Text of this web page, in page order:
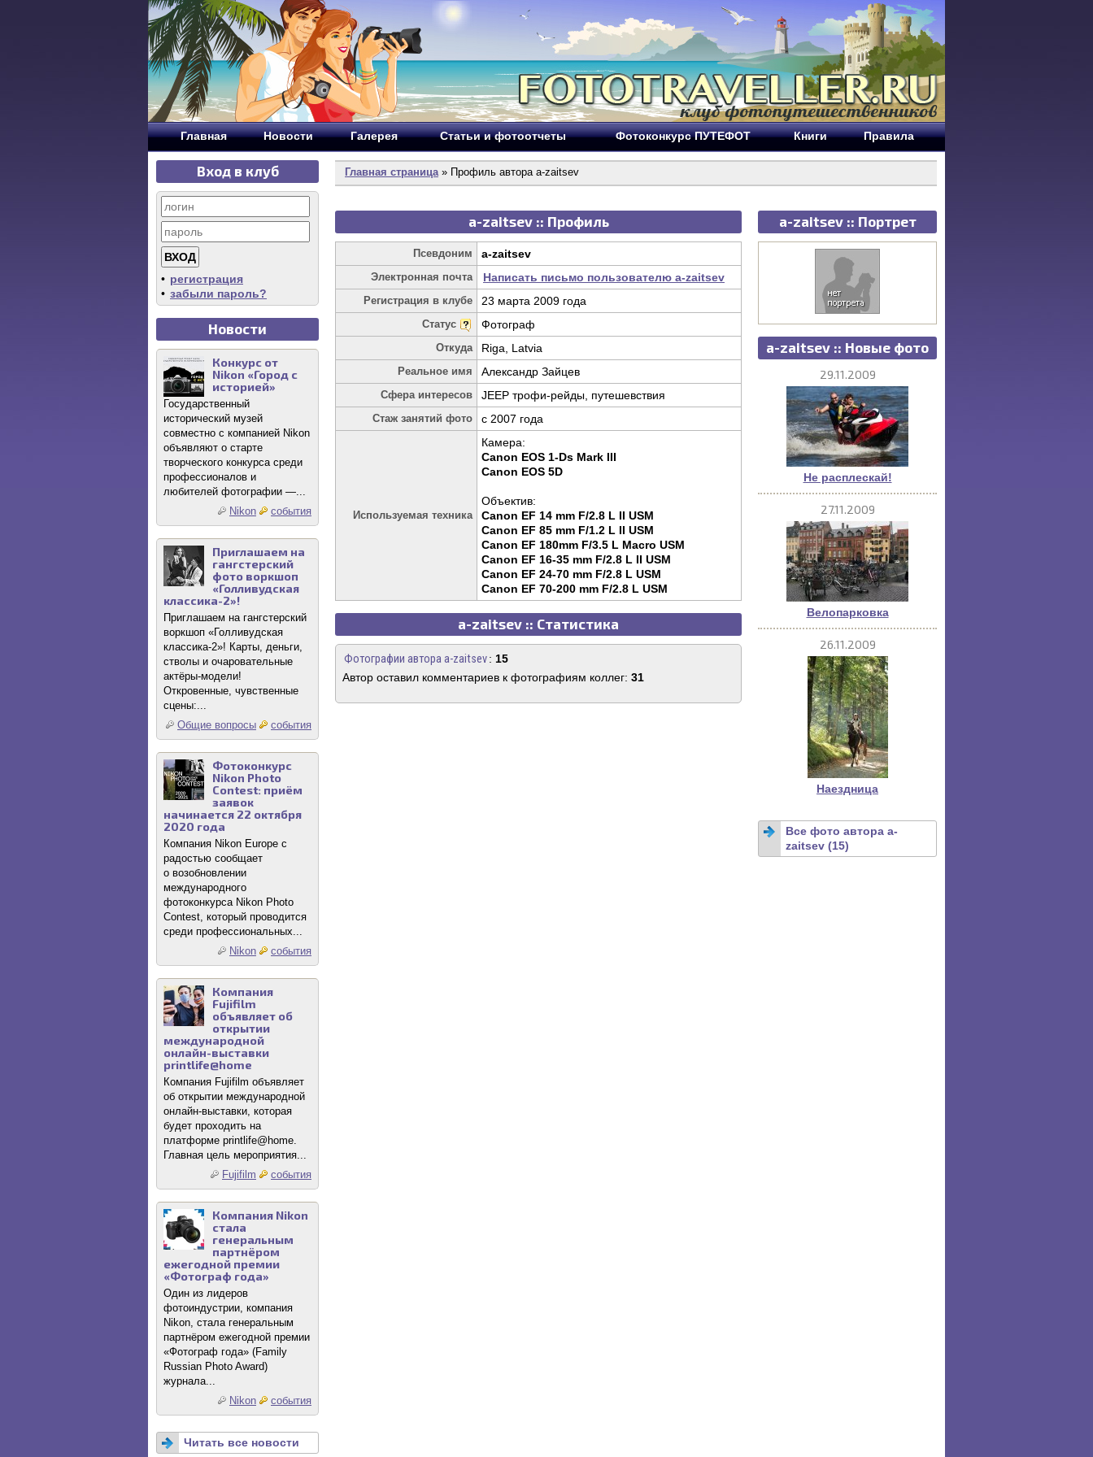
Главная Новости Галерея Статьи и фотоотчеты Фотоконкурс ПУТЕФОТ Книги Правила
Вход в клуб
• регистрация
• забыли пароль?
Новости
Конкурс от
Nikon «Город с
историей»
Государственный
исторический музей
совместно с компанией Nikon
объявляют о старте
творческого конкурса среди
профессионалов и
любителей фотографии —...
Nikon
события
Приглашаем на
гангстерский
фото воркшоп
«Голливудская
классика-2»!
Приглашаем на гангстерский
воркшоп «Голливудская
классика-2»! Карты, деньги,
стволы и очаровательные
актёры-модели!
Откровенные, чувственные
сцены:...
Общие вопросы
события
Фотоконкурс
Nikon Photo
Contest: приём
заявок
начинается 22 октября
2020 года
Компания Nikon Europe с
радостью сообщает
о возобновлении
международного
фотоконкурса Nikon Photo
Contest, который проводится
среди профессиональных...
Nikon
события
Компания
Fujifilm
объявляет об
открытии
международной
онлайн-выставки
printlife@home
Компания Fujifilm объявляет
об открытии международной
онлайн-выставки, которая
будет проходить на
платформе printlife@home.
Главная цель мероприятия...
Fujifilm
события
Компания Nikon
стала
генеральным
партнёром
ежегодной премии
«Фотограф года»
Один из лидеров
фотоиндустрии, компания
Nikon, стала генеральным
партнёром ежегодной премии
«Фотограф года» (Family
Russian Photo Award)
журнала...
Nikon
события
Читать все новости
Главная страница» Профиль автора a-zaitsev
a-zaitsev :: Профиль
Псевдоним a-zaitsev
Электронная почта Написать письмо пользователю a-zaitsev
Регистрация в клубе 23 марта 2009 года
Статус Фотограф
Откуда Riga, Latvia
Реальное имя Александр Зайцев
Сфера интересов JEEP трофи-рейды, путешевствия
Стаж занятий фото c 2007 года
Используемая техника
Камера:
Canon EOS 1-Ds Mark III
Canon EOS 5D
Объектив:
Canon EF 14 mm F/2.8 L II USM
Canon EF 85 mm F/1.2 L II USM
Canon EF 180mm F/3.5 L Macro USM
Canon EF 16-35 mm F/2.8 L II USM
Canon EF 24-70 mm F/2.8 L USM
Canon EF 70-200 mm F/2.8 L USM
a-zaitsev :: Статистика
Фотографии автора a-zaitsev: 15
Автор оставил комментариев к фотографиям коллег: 31
a-zaitsev :: Портрет
a-zaitsev :: Новые фото
29.11.2009
Не расплескай!
27.11.2009
Велопарковка
26.11.2009
Наездница
Все фото автора a-
zaitsev (15)